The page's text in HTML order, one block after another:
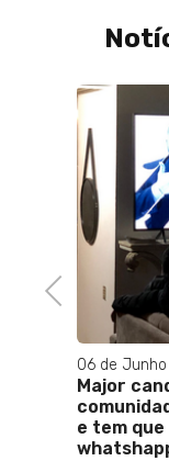
Previous
06 de
Major
e tem